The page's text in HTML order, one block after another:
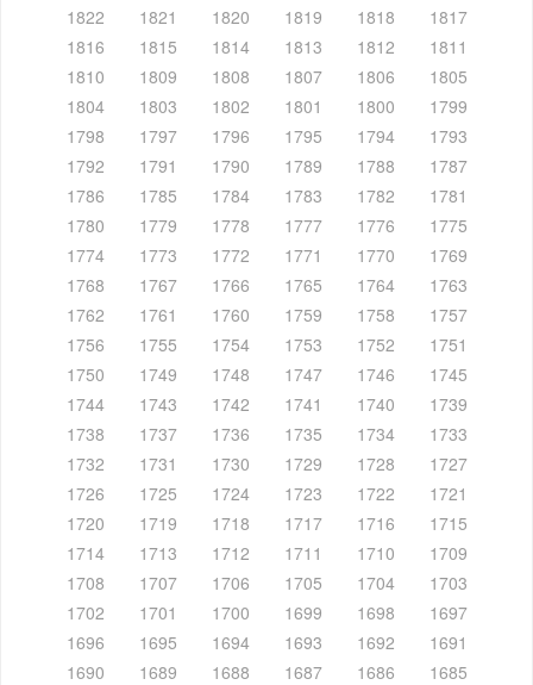
1822
1821 1820 1819 1818
1817
1816
1815 1814 1813 1812
1811
1810
1809 1808 1807 1806
1805
1804
1803 1802 1801 1800
1799
1798
1797 1796 1795 1794
1793
1792
1791 1790 1789 1788
1787
1786
1785 1784 1783 1782
1781
1780
1779 1778 1777 1776
1775
1774
1773 1772 1771 1770
1769
1768
1767 1766 1765 1764
1763
1762
1761 1760 1759 1758
1757
1756
1755 1754 1753 1752
1751
1750
1749 1748 1747 1746
1745
1744
1743 1742 1741 1740
1739
1738
1737 1736 1735 1734
1733
1732
1731 1730 1729 1728
1727
1726
1725 1724 1723 1722
1721
1720
1719 1718 1717 1716
1715
1714
1713 1712 1711 1710
1709
1708
1707 1706 1705 1704
1703
1702
1701 1700 1699 1698
1697
1696
1695 1694 1693 1692
1691
1690
1689 1688 1687 1686
1685